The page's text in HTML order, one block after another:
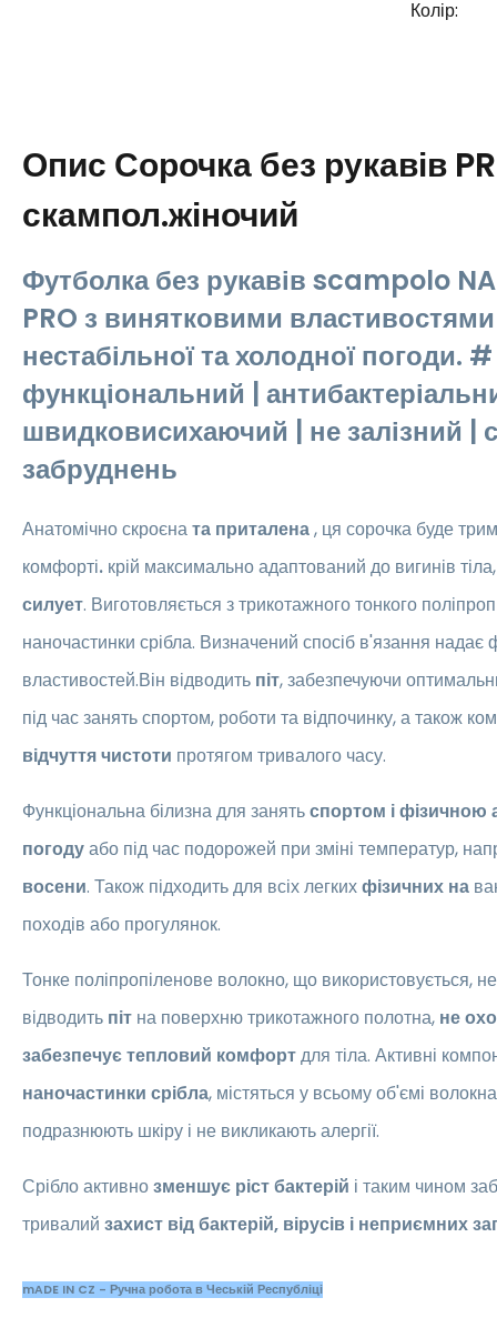
Колір:
Опис Сорочка без рукавів
скампол.жіночий
Футболка без рукавів scampolo
PRO з винятковими
нестабільної та холодної погоди. #
функціональний |
швидковисихаючий | не залізний |
забруднень
Анатомічно скроєната приталена, ця сорочка буде
комфорті. крій максимально адаптований до вигинів
силует. Виготовляється з трикотажного тонкого
наночастинки срібла. Визначений спосіб в'язання надає
властивостей.Він відводить піт, забезпечуючи
під час занять спортом, роботи та відпочинку, а також
відчуття чистоти протягом тривалого часу.
Функціональна білизна для занятьспортом і фізичною
погодуабо під час подорожей при зміні температур,
восени. Також підходить для всіх легкихфізичних на
походів або прогулянок.
Тонке поліпропіленове волокно, що використовується,
відводить піт на поверхню трикотажного полотна, не
забезпечує тепловий комфортдля тіла. Активні
наночастинки срібла, містяться у всьому об'ємі
подразнюють шкіру і не викликають алергії.
Срібло активнозменшує ріст бактерій і таким чином
тривалий захист від бактерій, вірусів і неприємних
mADE IN CZ - Ручна робота в Чеській Республіці